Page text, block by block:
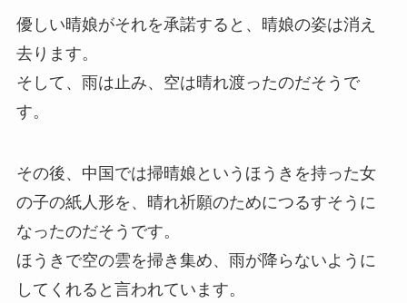
優しい晴娘がそれを承諾すると、晴娘の姿は消え
去ります。
そして、雨は止み、空は晴れ渡ったのだそうで
す。
その後、中国では掃晴娘というほうきを持った女
の子の紙人形を、晴れ祈願のためにつるすそうに
なったのだそうです。
ほうきで空の雲を掃き集め、雨が降らないように
してくれると言われています。